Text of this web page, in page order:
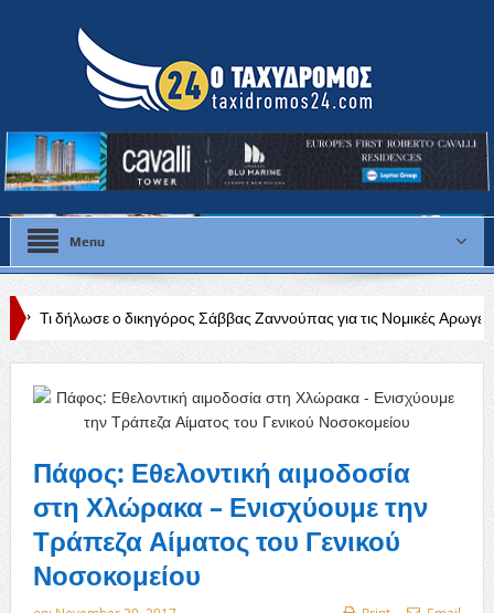
Menu
Σάββας Ζαννούπας για τις Νομικές Αρωγές στην Πάφο
χώρων ενόψει της αντιπυρικής περιόδου
Πάφος: Εθελοντική αιμοδοσία
στη Χλώρακα – Ενισχύουμε την
Τράπεζα Αίματος του Γενικού
Νοσοκομείου